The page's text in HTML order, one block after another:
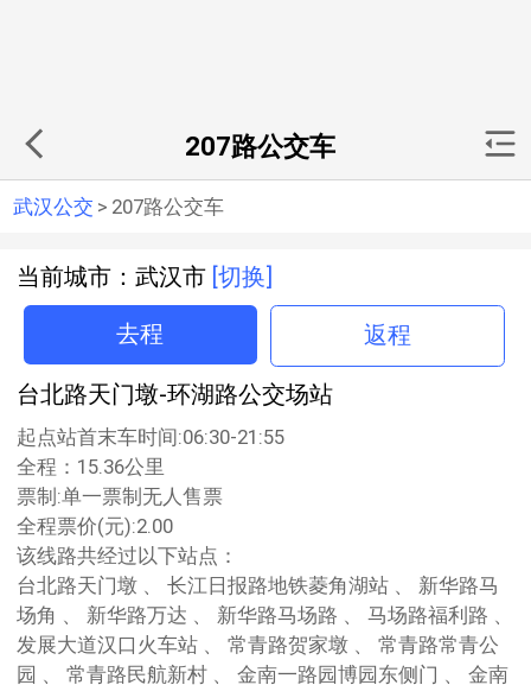
207路公交车
武汉公交 > 207路公交车
当前城市：武汉市 [切换]
去程 返程
台北路天门墩-环湖路公交场站
起点站首末车时间:06:30-21:55
全程：15.36公里
票制:单一票制无人售票
全程票价(元):2.00
该线路共经过以下站点：
台北路天门墩 、 长江日报路地铁菱角湖站 、 新华路马
场角 、 新华路万达 、 新华路马场路 、 马场路福利路 、
发展大道汉口火车站 、 常青路贺家墩 、 常青路常青公
园 、 常青路民航新村 、 金南一路园博园东侧门 、 金南